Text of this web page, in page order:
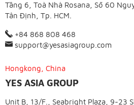
Tầng 6, Toà Nhà Rosana, Số 60
Tân Định, Tp. HCM.
+84 868 808 468
support@yesasiagroup.com
Hongkong, China
YES ASIA GROUP
Unit B, 13/F., Seabright Plaza, 9-23